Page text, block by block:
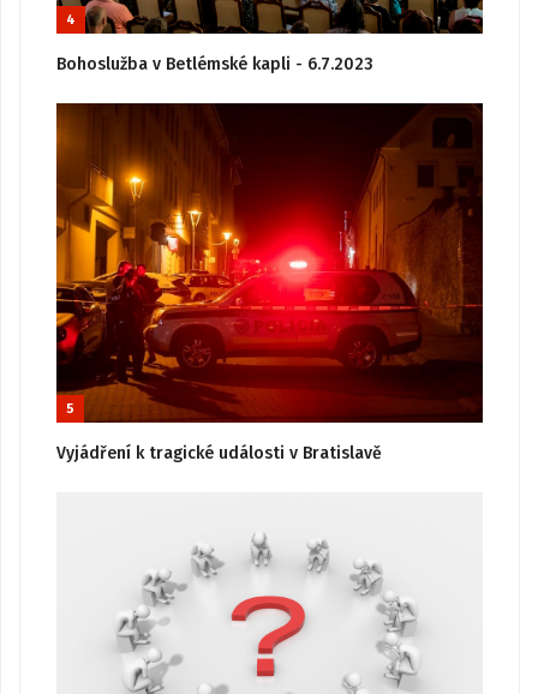
4
Bohoslužba v Betlémské kapli - 6.7.2023
5
Vyjádření k tragické události v Bratislavě